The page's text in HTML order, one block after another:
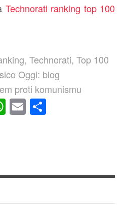
Technorati ranking top 100
, Technorati, Top 100
Oggi: blog
proti komunismu
WhatsApp
Email